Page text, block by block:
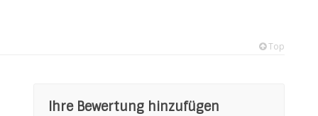
Top
Ihre Bewertung hinzufügen